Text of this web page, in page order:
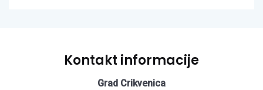
Kontakt informacije
Grad Crikvenica